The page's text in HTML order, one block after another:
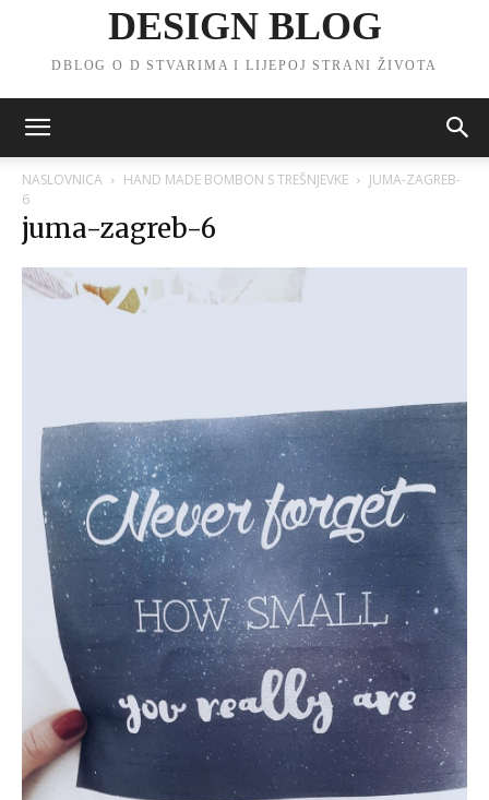
DESIGN BLOG
DBLOG O D STVARIMA I LIJEPOJ STRANI ŽIVOTA
NASLOVNICA HAND MADE BOMBON S TREŠNJEVKE
JUMA-ZAGREB-
6
juma-zagreb-6